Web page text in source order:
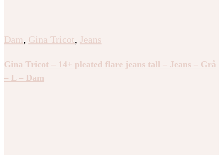
Dam, Gina Tricot, Jeans
Gina Tricot – 14+ pleated flare jeans tall – Jeans – Grå
– L – Dam